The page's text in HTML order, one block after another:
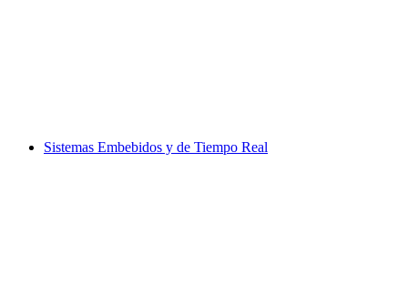
Sistemas Embebidos y de Tiempo Real